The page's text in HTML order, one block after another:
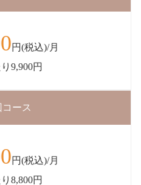
円(税込)/月
9,900円
コース
円(税込)/月
8,800円